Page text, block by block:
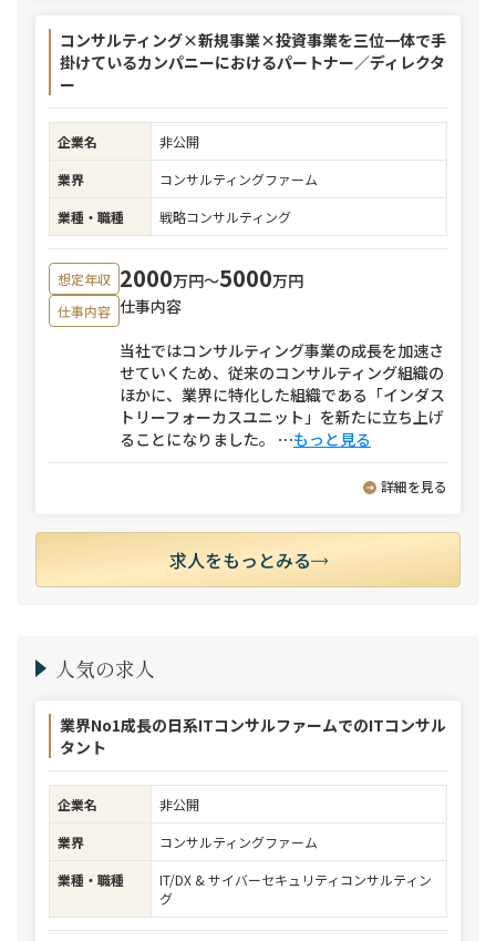
コンサルティング×新規事業×投資事業を三位一体で手
掛けているカンパニーにおけるパートナー／ディレクタ
ー
企業名
非公開
業界
コンサルティングファーム
業種・職種
戦略コンサルティング
想定年収 2000万円〜5000万円
仕事内容 仕事内容
当社ではコンサルティング事業の成長を加速さ
せていくため、従来のコンサルティング組織の
ほかに、業界に特化した組織である「インダス
トリーフォーカスユニット」を新たに立ち上げ
ることになりました。 ⋯もっと見る
詳細を見る
求人をもっとみる
人気の求人
業界No1成長の日系ITコンサルファームでのITコンサル
タント
企業名
非公開
業界
コンサルティングファーム
業種・職種
IT/DX & サイバーセキュリティコンサルティン
グ